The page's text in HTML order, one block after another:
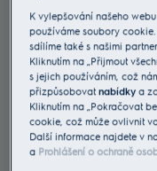
K vylepšování našeho
používáme soubory
sdílíme také s našimi
Kliknutím na „Přijmout
s jejich používáním, což
přizpůsobovatnabídky a
Kliknutím na „Pokračovat
cookie, což může ovlivnit
Další informace najdete v
a Prohlášení o ochraně